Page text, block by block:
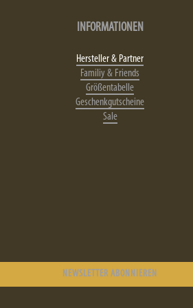
INFORMATIONEN
Hersteller & Partner
Familiy & Friends
Größentabelle
Geschenkgutscheine
Sale
NEWSLETTER ABONNIEREN